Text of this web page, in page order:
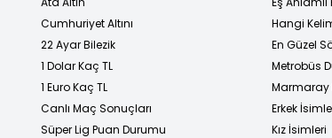
Cumhuriyet Altını
22 Ayar Bilezik
1 Dolar Kaç TL
1 Euro Kaç TL
Canlı Maç Sonuçları
Süper Lig Puan Durumu
Hangi
En Güzel
Metrobüs
Marmaray
Erkek
Kız İsimleri